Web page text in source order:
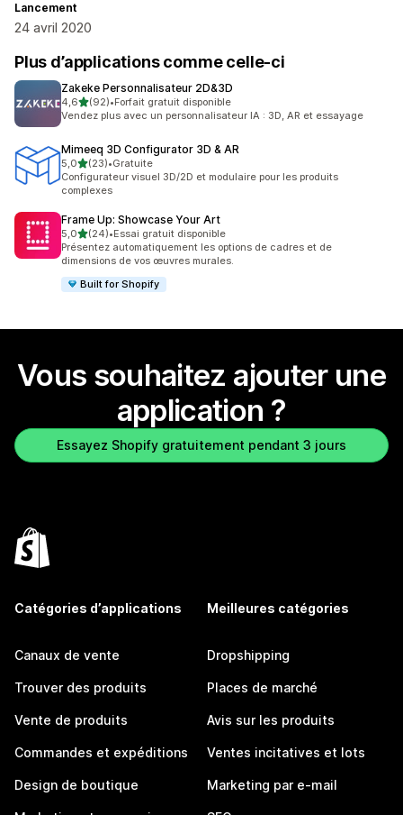
Lancement
24 avril 2020
Plus d’applications comme celle-ci
Zakeke Personnalisateur 2D&3D
4,6étoile(s) sur 5
(92)
92 avis au total
•Forfait gratuit disponible
Vendez plus avec un personnalisateur IA : 3D, AR et essayage
Mimeeq 3D Configurator 3D & AR
5,0étoile(s) sur 5
(23)
23 avis au total
•Gratuite
Configurateur visuel 3D/2D et modulaire pour les produits
complexes
Frame Up: Showcase Your Art
5,0étoile(s) sur 5
(24)
24 avis au total
•Essai gratuit disponible
Présentez automatiquement les options de cadres et de
dimensions de vos œuvres murales.
Built for Shopify
Vous souhaitez ajouter une
application ?
Essayez Shopify gratuitement pendant 3 jours
Catégories d’applications
Canaux de vente
Trouver des produits
Vente de produits
Commandes et expéditions
Design de boutique
Meilleures catégories
Dropshipping
Places de marché
Avis sur les produits
Ventes incitatives et lots
Marketing par e-mail